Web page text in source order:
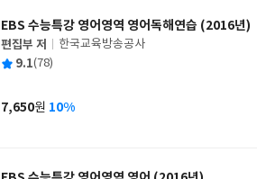
EBS 수능특강 영어영역 영어독해연습 (2016년)
글
쓴
편집부 저
출
사
한국교육방송공사
평 9.1(78)
가
7,650원 10%